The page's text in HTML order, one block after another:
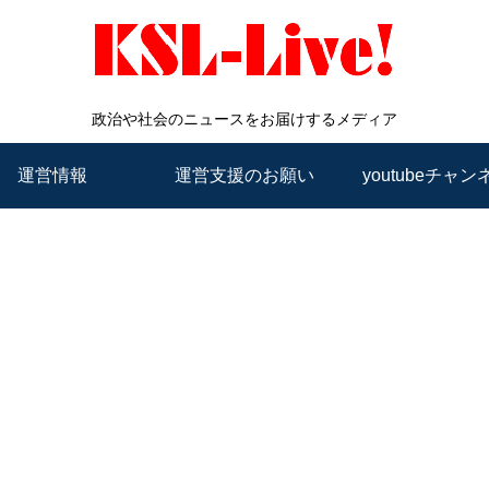
政治や社会のニュースをお届けするメディア
運営情報 運営支援のお願い youtubeチャン